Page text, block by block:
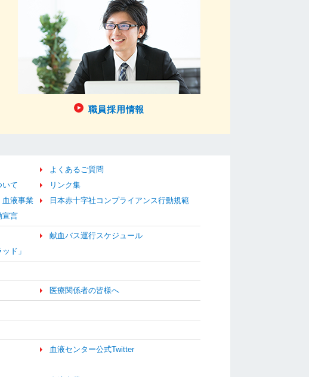
職員採用情報
よくあるご質問
いて
リンク集
血液事業
宣言
日本赤十字社コンプライアンス行動規範
献血バス運行スケジュール
ド」
医療関係者の皆様へ
血液センター公式Twitter